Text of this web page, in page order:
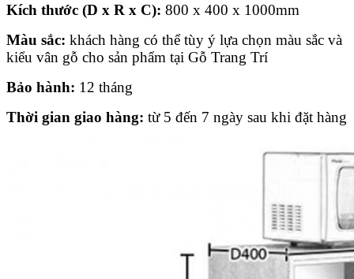
Kích thước (D x R x C): 800 x 400 x 1000mm
Màu sắc: khách hàng có thể tùy ý lựa chọn màu sắc và
kiểu vân gỗ cho sản phẩm tại Gỗ Trang Trí
Bảo hành: 12 tháng
Thời gian giao hàng: từ 5 đến 7 ngày sau khi đặt hàng